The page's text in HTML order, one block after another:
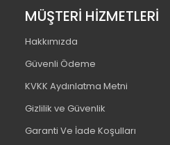
MÜŞTERİ HİZMETLERİ
Hakkımızda
Güvenli Ödeme
KVKK Aydınlatma Metni
Gizlilik ve Güvenlik
Garanti Ve İade Koşulları